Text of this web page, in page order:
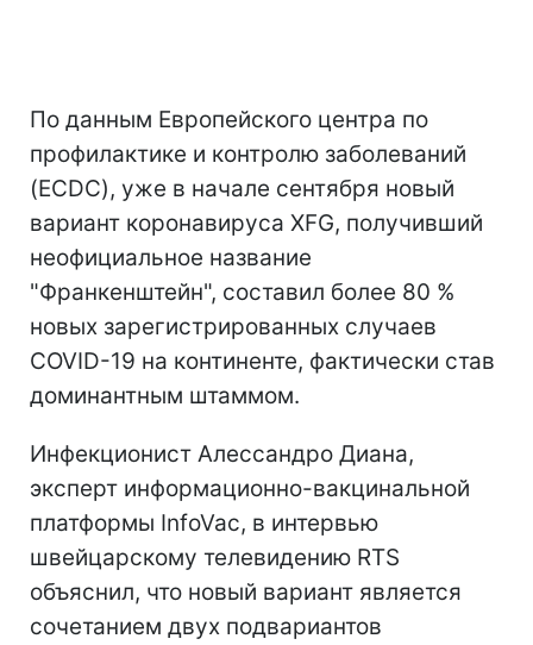
По данным Европейского центра по
профилактике и контролю заболеваний
(ECDC), уже в начале сентября новый
вариант коронавируса XFG, получивший
неофициальное название
"Франкенштейн", составил более 80 %
новых зарегистрированных случаев
COVID-19 на континенте, фактически став
доминантным штаммом.
Инфекционист Алессандро Диана,
эксперт информационно-вакцинальной
платформы InfoVac, в интервью
швейцарскому телевидению RTS
объяснил, что новый вариант является
сочетанием двух подвариантов